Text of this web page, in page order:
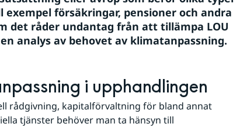
försäkringar, pensioner och andra
det råder undantag från att tillämpa LOU
analys av behovet av klimatanpassning.
i upphandlingen
rådgivning, kapitalförvaltning för bland annat
tjänster behöver man ta hänsyn till